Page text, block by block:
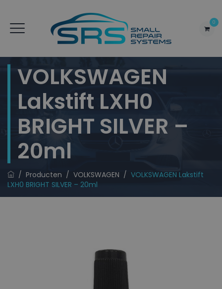
0
VOLKSWAGEN
Lakstift LXH0
BRIGHT SILVER –
20ml
/ Producten / VOLKSWAGEN / VOLKSWAGEN Lakstift
LXH0 BRIGHT SILVER – 20ml